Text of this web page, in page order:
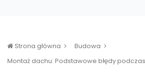
Strona główna
Budowa
Montaż dachu: Podstawowe błędy